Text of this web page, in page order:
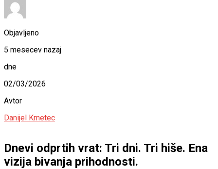
Objavljeno
5 mesecev nazaj
dne
02/03/2026
Avtor
Danijel Kmetec
Dnevi odprtih vrat: Tri dni. Tri hiše. Ena
vizija bivanja prihodnosti.